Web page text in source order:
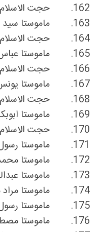
162.
حجت
163.
ماموستا
164.
حجت
165.
ماموستا
166.
حجت
167.
ماموستا
168.
حجت
169.
ماموستا
170.
حجت
171.
ماموستا
172.
ماموستا
173.
ماموستا
174.
ماموستا مراد
175.
ماموستا
176.
ماموستا